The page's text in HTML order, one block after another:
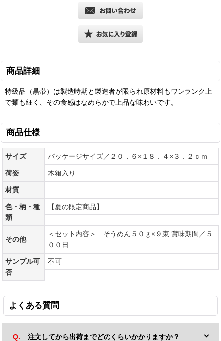
商品詳細
特級品（黒帯）は製造時期と製造者が限られ原材料もワンランク上
で麺も細く、その食感はなめらかで上品な味わいです。
商品仕様
サイズ パッケージサイズ／２０．６×１８．４×３．２ｃｍ
荷姿 木箱入り
材質
色・柄・種
類
【夏の限定商品】
その他
＜セット内容＞ そうめん５０ｇ×９束 賞味期間／５
００日
サンプル可
否
不可
よくある質問
注文してから出荷までどのくらいかかりますか？